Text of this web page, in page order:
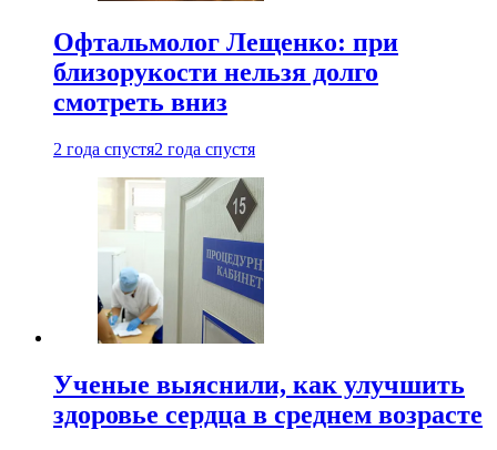
Офтальмолог Лещенко: при
близорукости нельзя долго
смотреть вниз
2 года спустя2 года спустя
Ученые выяснили, как улучшить
здоровье сердца в среднем возрасте